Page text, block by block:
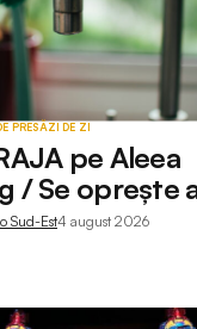
PRESĂZI DE ZI
pe Aleea
/ Se oprește
Sud-Est4 august 2026